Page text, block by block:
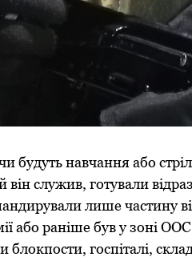
будуть навчання або
служив, готували
лише частину
або раніше був у зоні
госпіталі,